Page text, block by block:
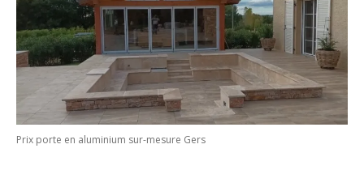
Prix porte en aluminium sur-mesure Gers